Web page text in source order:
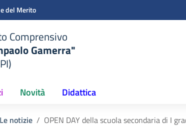
del Merito
Comprensivo
Gamerra"
Novità Didattica
Le notizie OPEN DAY della scuola secondaria di I